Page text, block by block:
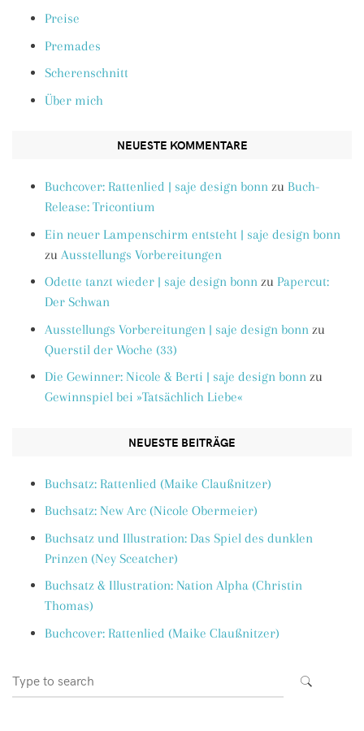
Preise
Premades
Scherenschnitt
Über mich
NEUESTE KOMMENTARE
Buchcover: Rattenlied | saje design bonn zu Buch-
Release: Tricontium
Ein neuer Lampenschirm entsteht | saje design bonn
zu Ausstellungs Vorbereitungen
Odette tanzt wieder | saje design bonn zu Papercut:
Der Schwan
Ausstellungs Vorbereitungen | saje design bonn zu
Querstil der Woche (33)
Die Gewinner: Nicole & Berti | saje design bonn zu
Gewinnspiel bei »Tatsächlich Liebe«
NEUESTE BEITRÄGE
Buchsatz: Rattenlied (Maike Claußnitzer)
Buchsatz: New Arc (Nicole Obermeier)
Buchsatz und Illustration: Das Spiel des dunklen
Prinzen (Ney Sceatcher)
Buchsatz & Illustration: Nation Alpha (Christin
Thomas)
Buchcover: Rattenlied (Maike Claußnitzer)
Search
for:
SEARCH